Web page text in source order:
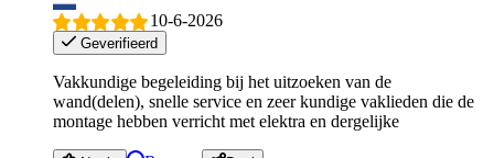
10-6-2026
Geverifieerd
Vakkundige begeleiding bij het uitzoeken van de
wand(delen), snelle service en zeer kundige vaklieden die de
montage hebben verricht met elektra en dergelijke